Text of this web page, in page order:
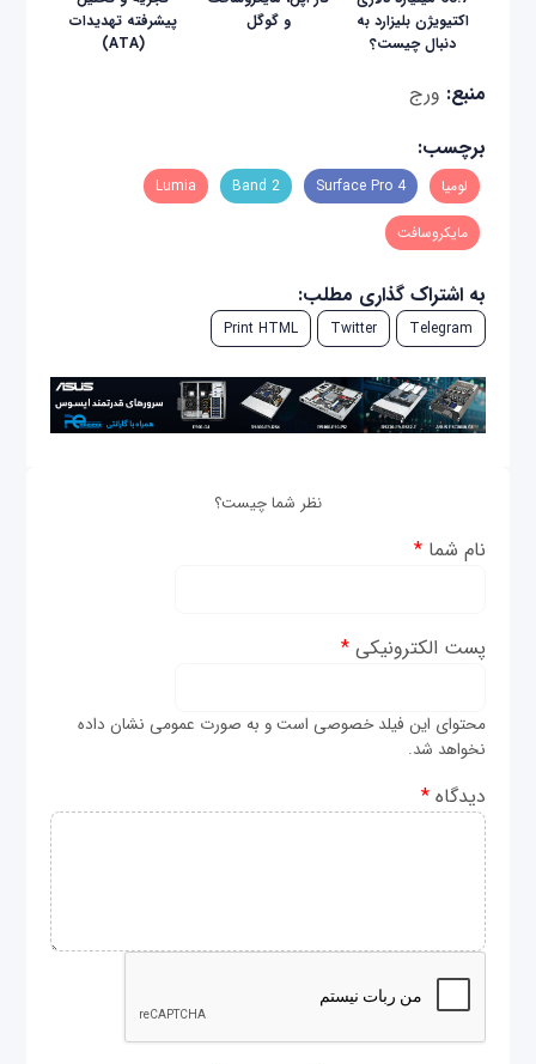
اکتیویژن بلیزارد به
دنبال چیست؟
و گوگل
پیشرفته تهدیدات
(ATA)
منبع: ورج
برچسب:
لومیا Surface Pro 4
Band 2
Lumia
مایکروسافت
به اشتراک گذاری مطلب:
Telegram
Twitter
Print HTML
نظر شما چیست؟
نام شما*
پست الکترونیکی*
محتوای این فیلد خصوصی است و به صورت عمومی نشان داده
نخواهد شد.
دیدگاه*